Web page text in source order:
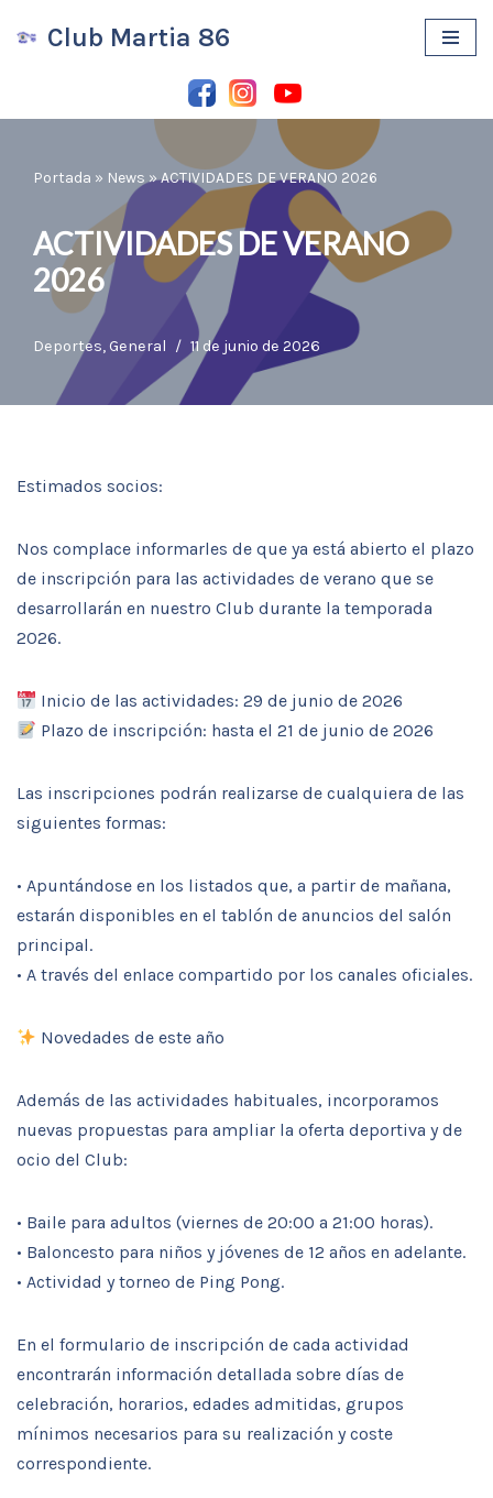
contenido
Club Martia 86
Portada » News»ACTIVIDADES DE VERANO 2026
ACTIVIDADES DE VERANO
2026
Deportes, General 11 de junio de 2026
Estimados socios:
Nos complace informarles de que ya está abierto el plazo
de inscripción para las actividades de verano que se
desarrollarán en nuestro Club durante la temporada
2026.
Inicio de las actividades: 29 de junio de 2026
Plazo de inscripción: hasta el 21 de junio de 2026
Las inscripciones podrán realizarse de cualquiera de las
siguientes formas:
• Apuntándose en los listados que, a partir de mañana,
estarán disponibles en el tablón de anuncios del salón
principal.
• A través del enlace compartido por los canales oficiales.
Novedades de este año
Además de las actividades habituales, incorporamos
nuevas propuestas para ampliar la oferta deportiva y de
ocio del Club:
• Baile para adultos (viernes de 20:00 a 21:00 horas).
• Baloncesto para niños y jóvenes de 12 años en adelante.
• Actividad y torneo de Ping Pong.
En el formulario de inscripción de cada actividad
encontrarán información detallada sobre días de
celebración, horarios, edades admitidas, grupos
mínimos necesarios para su realización y coste
correspondiente.